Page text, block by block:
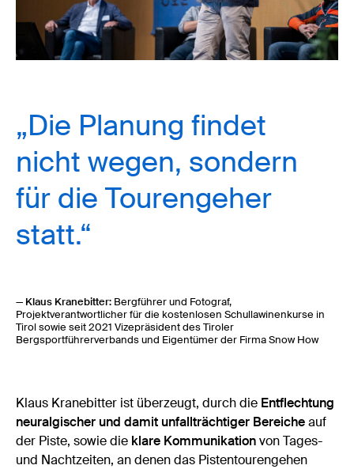
„Die Planung findet
nicht wegen, sondern
für die Tourengeher
statt.“
— Klaus Kranebitter: Bergführer und Fotograf,
Projektverantwortlicher für die kostenlosen Schullawinenkurse in
Tirol sowie seit 2021 Vizepräsident des Tiroler
Bergsportführerverbands und Eigentümer der Firma Snow How
Klaus Kranebitter ist überzeugt, durch die Entflechtung
neuralgischer und damit unfallträchtiger Bereicheauf
der Piste, sowie die klare Kommunikationvon Tages-
und Nachtzeiten, an denen das Pistentourengehen